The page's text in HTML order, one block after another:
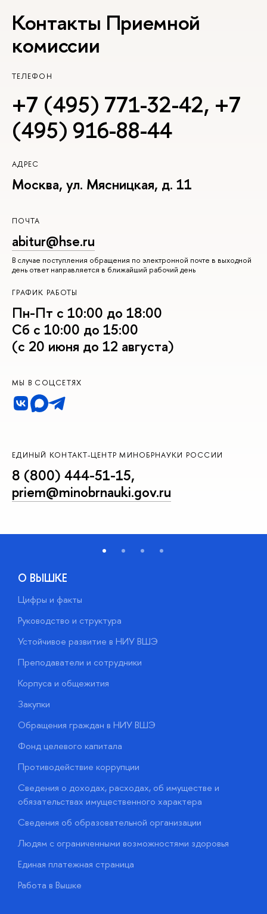
Контакты Приемной
комиссии
ТЕЛЕФОН
+7 (495) 771-32-42, +7
(495) 916-88-44
АДРЕС
Москва, ул. Мясницкая, д. 11
ПОЧТА
abitur@hse.ru
В случае поступления обращения по электронной почте в выходной
день ответ направляется в ближайший рабочий день
ГРАФИК РАБОТЫ
Пн-Пт с 10:00 до 18:00
Сб с 10:00 до 15:00
(с 20 июня до 12 августа)
МЫ В СОЦСЕТЯХ
ЕДИНЫЙ КОНТАКТ-ЦЕНТР МИНОБРНАУКИ РОССИИ
8 (800) 444-51-15,
priem@minobrnauki.gov.ru
О ВЫШКЕ
Цифры и факты
Руководство и структура
Устойчивое развитие в НИУ ВШЭ
Преподаватели и сотрудники
Корпуса и общежития
Закупки
Обращения граждан в НИУ ВШЭ
Фонд целевого капитала
Противодействие коррупции
Сведения о доходах, расходах, об имуществе и
обязательствах имущественного характера
Сведения об образовательной организации
Людям с ограниченными возможностями здоровья
Единая платежная страница
Работа в Вышке